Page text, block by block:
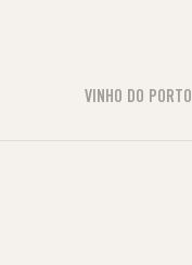
VINHO DO PORTO